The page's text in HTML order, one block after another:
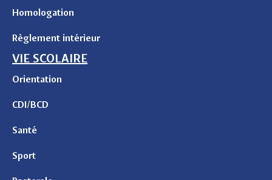
Homologation
Règlement intérieur
VIE SCOLAIRE
Orientation
CDI/BCD
Santé
Sport